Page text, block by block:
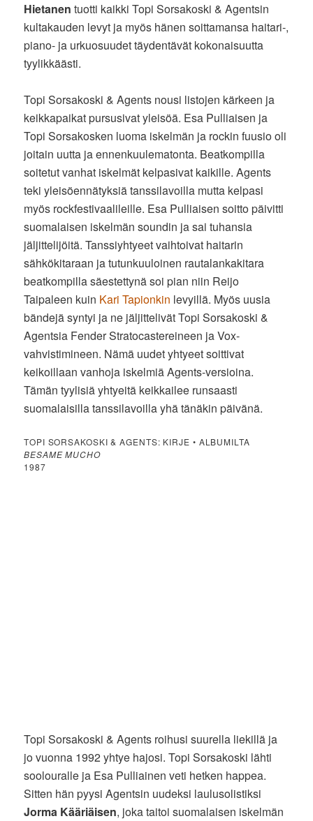
Hietanen tuotti kaikki Topi Sorsakoski & Agentsin
kultakauden levyt ja myös hänen soittamansa haitari-,
piano- ja urkuosuudet täydentävät kokonaisuutta
tyylikkäästi.
Topi Sorsakoski & Agents nousi listojen kärkeen ja
keikkapaikat pursusivat yleisöä. Esa Pulliaisen ja
Topi Sorsakosken luoma iskelmän ja rockin fuusio oli
joitain uutta ja ennenkuulematonta. Beatkompilla
soitetut vanhat iskelmät kelpasivat kaikille. Agents
teki yleisöennätyksiä tanssilavoilla mutta kelpasi
myös rockfestivaalileille. Esa Pulliaisen soitto päivitti
suomalaisen iskelmän soundin ja sai tuhansia
jäljittelijöitä. Tanssiyhtyeet vaihtoivat haitarin
sähkökitaraan ja tutunkuuloinen rautalankakitara
beatkompilla säestettynä soi pian niin Reijo
Taipaleen kuin Kari Tapionkin levyillä. Myös uusia
bändejä syntyi ja ne jäljittelivät Topi Sorsakoski &
Agentsia Fender Stratocastereineen ja Vox-
vahvistimineen. Nämä uudet yhtyeet soittivat
keikoillaan vanhoja iskelmiä Agents-versioina.
Tämän tyylisiä yhtyeitä keikkailee runsaasti
suomalaisilla tanssilavoilla yhä tänäkin päivänä.
TOPI SORSAKOSKI & AGENTS: KIRJE • ALBUMILTA
BESAME MUCHO
1987
Topi Sorsakoski & Agents roihusi suurella liekillä ja
jo vuonna 1992 yhtye hajosi. Topi Sorsakoski lähti
soolouralle ja Esa Pulliainen veti hetken happea.
Sitten hän pyysi Agentsin uudeksi laulusolistiksi
Jorma Kääriäisen, joka taitoi suomalaisen iskelmän